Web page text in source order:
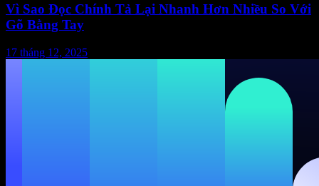
Vì Sao Đọc Chính Tả Lại Nhanh Hơn Nhiều So Với
Gõ Bằng Tay
17 tháng 12, 2025